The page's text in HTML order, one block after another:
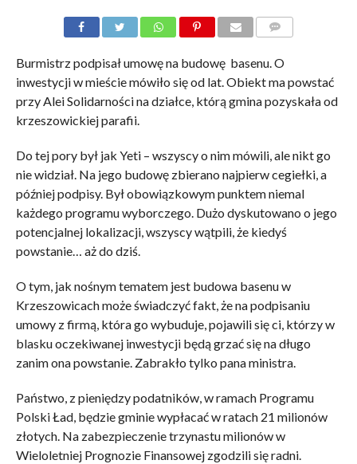
Burmistrz podpisał umowę na budowę basenu. O
inwestycji w mieście mówiło się od lat. Obiekt ma powstać
przy Alei Solidarności na działce, którą gmina pozyskała od
krzeszowickiej parafii.
Do tej pory był jak Yeti – wszyscy o nim mówili, ale nikt go
nie widział. Na jego budowę zbierano najpierw cegiełki, a
później podpisy. Był obowiązkowym punktem niemal
każdego programu wyborczego. Dużo dyskutowano o jego
potencjalnej lokalizacji, wszyscy wątpili, że kiedyś
powstanie… aż do dziś.
O tym, jak nośnym tematem jest budowa basenu w
Krzeszowicach może świadczyć fakt, że na podpisaniu
umowy z firmą, która go wybuduje, pojawili się ci, którzy w
blasku oczekiwanej inwestycji będą grzać się na długo
zanim ona powstanie. Zabrakło tylko pana ministra.
Państwo, z pieniędzy podatników, w ramach Programu
Polski Ład, będzie gminie wypłacać w ratach 21 milionów
złotych. Na zabezpieczenie trzynastu milionów w
Wieloletniej Prognozie Finansowej zgodzili się radni.